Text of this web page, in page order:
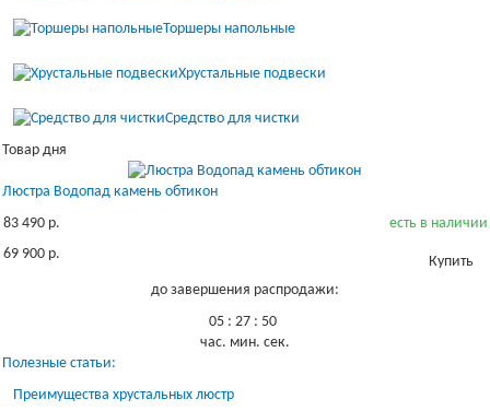
Торшеры напольные
Хрустальные подвески
Средство для чистки
Товар дня
Люстра Водопад камень обтикон
83 490 р.
69 900 р.
есть в наличии
Купить
до завершения распродажи:
05 : 27 : 50
час. мин. сек.
Полезные статьи:
Преимущества хрустальных люстр